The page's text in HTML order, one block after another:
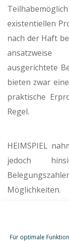
Für optimale
existentiellen
nach der Haft
ansatzweise
ausgerichtete
bieten zwar
praktische
Regel.
HEIMSPIEL
jedoch
Möglichkeiten.
Ein zentraler
aktuellen